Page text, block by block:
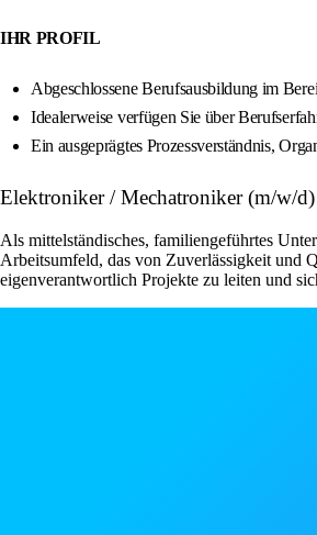
IHR PROFIL
Abgeschlossene Berufsausbildung im
Idealerweise verfügen Sie über
Ein ausgeprägtes Prozessverständnis,
Elektroniker / Mechatroniker (m/w/
Als mittelständisches, familiengeführtes
Arbeitsumfeld, das von Zuverlässigkeit und
eigenverantwortlich Projekte zu leiten und